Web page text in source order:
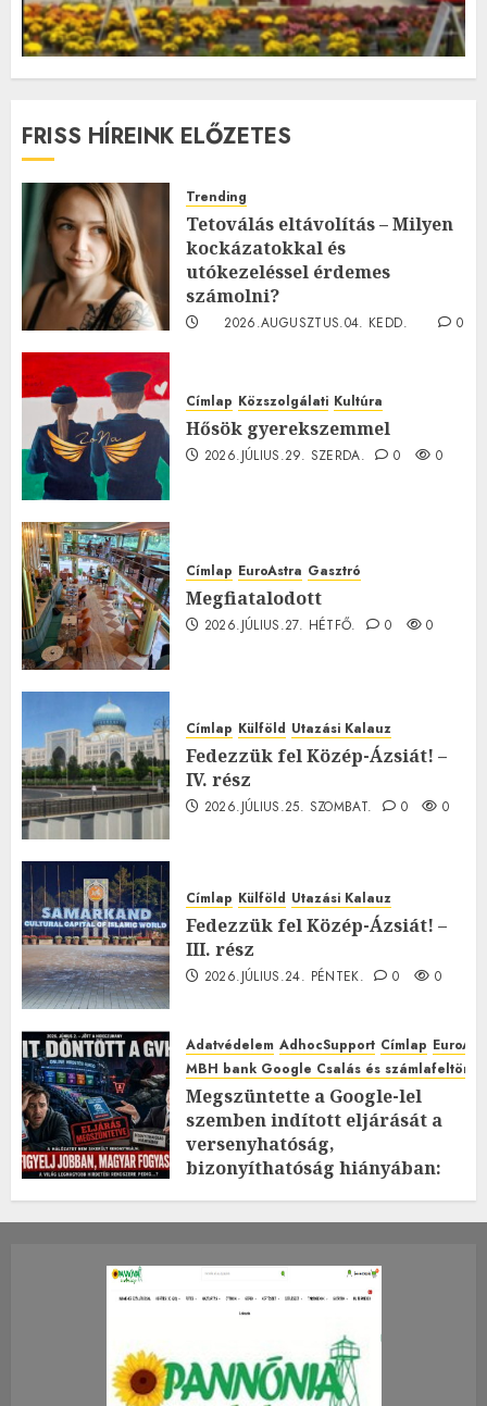
FRISS HÍREINK ELŐZETES
Trending
Tetoválás eltávolítás – Milyen
kockázatokkal és
utókezeléssel érdemes
számolni?
2026.AUGUSZTUS.04. KEDD.
0
Címlap Közszolgálati Kultúra
Hősök gyerekszemmel
2026.JÚLIUS.29. SZERDA. 0 0
Címlap EuroAstra Gasztró
Megfiatalodott
2026.JÚLIUS.27. HÉTFŐ. 0 0
Címlap Külföld Utazási Kalauz
Fedezzük fel Közép-Ázsiát! –
IV. rész
2026.JÚLIUS.25. SZOMBAT. 0 0
Címlap Külföld Utazási Kalauz
Fedezzük fel Közép-Ázsiát! –
III. rész
2026.JÚLIUS.24. PÉNTEK. 0 0
Adatvédelem AdhocSupport Címlap
MBH bank Google Csalás és
Megszüntette a Google-lel
szemben indított eljárását a
versenyhatóság,
bizonyíthatóság hiányában:
2026.JÚLIUS.23. CSÜTÖRTÖK.
0